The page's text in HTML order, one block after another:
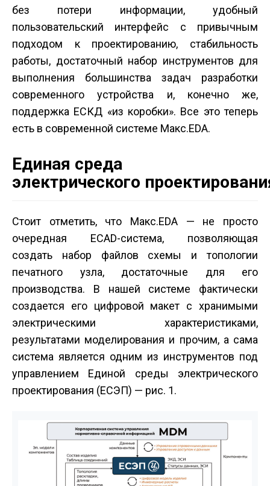
без потери информации, удобный
пользовательский интерфейс с привычным
подходом к проектированию, стабильность
работы, достаточный набор инструментов для
выполнения большинства задач разработки
современного устройства и, конечно же,
поддержка ЕСКД «из коробки». Все это теперь
есть в современной системе Макс.EDA.
Единая среда
электрического
Стоит отметить, что Макс.EDA — не просто
очередная ECAD-система, позволяющая
создать набор файлов схемы и топологии
печатного узла, достаточные для его
производства. В нашей системе фактически
создается его цифровой макет с хранимыми
электрическими характеристиками,
результатами моделирования и прочим, а сама
система является одним из инструментов под
управлением Единой среды электрического
проектирования (ЕСЭП) — рис. 1.